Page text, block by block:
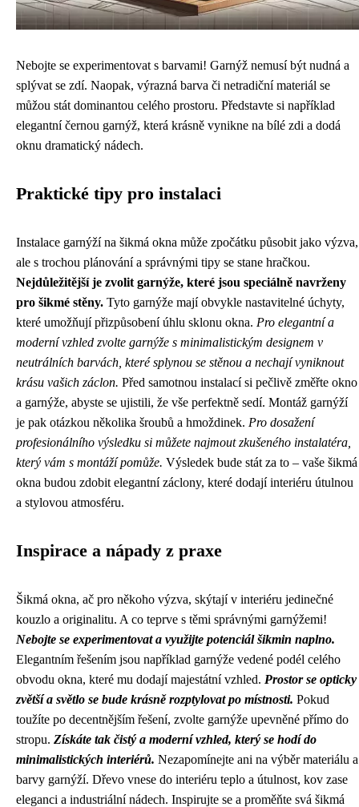
Nebojte se experimentovat s barvami! Garnýž nemusí být nudná a
splývat se zdí. Naopak, výrazná barva či netradiční materiál se
můžou stát dominantou celého prostoru. Představte si například
elegantní černou garnýž, která krásně vynikne na bílé zdi a dodá
oknu dramatický nádech.
Praktické tipy pro instalaci
Instalace garnýží na šikmá okna může zpočátku působit jako výzva,
ale s trochou plánování a správnými tipy se stane hračkou.
Nejdůležitější je zvolit garnýže, které jsou speciálně navrženy
pro šikmé stěny. Tyto garnýže mají obvykle nastavitelné úchyty,
které umožňují přizpůsobení úhlu sklonu okna. Pro elegantní a
moderní vzhled zvolte garnýže s minimalistickým designem v
neutrálních barvách, které splynou se stěnou a nechají vyniknout
krásu vašich záclon. Před samotnou instalací si pečlivě změřte okno
a garnýže, abyste se ujistili, že vše perfektně sedí. Montáž garnýží
je pak otázkou několika šroubů a hmoždinek. Pro dosažení
profesionálního výsledku si můžete najmout zkušeného instalatéra,
který vám s montáží pomůže. Výsledek bude stát za to – vaše šikmá
okna budou zdobit elegantní záclony, které dodají interiéru útulnou
a stylovou atmosféru.
Inspirace a nápady z praxe
Šikmá okna, ač pro někoho výzva, skýtají v interiéru jedinečné
kouzlo a originalitu. A co teprve s těmi správnými garnýžemi!
Nebojte se experimentovat a využijte potenciál šikmin naplno.
Elegantním řešením jsou například garnýže vedené podél celého
obvodu okna, které mu dodají majestátní vzhled. Prostor se opticky
zvětší a světlo se bude krásně rozptylovat po místnosti. Pokud
toužíte po decentnějším řešení, zvolte garnýže upevněné přímo do
stropu. Získáte tak čistý a moderní vzhled, který se hodí do
minimalistických interiérů. Nezapomínejte ani na výběr materiálu a
barvy garnýží. Dřevo vnese do interiéru teplo a útulnost, kov zase
eleganci a industriální nádech. Inspirujte se a proměňte svá šikmá